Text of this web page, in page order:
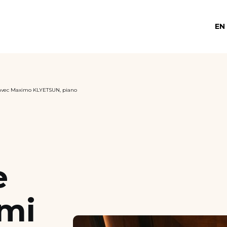
EN
Maximo KLYETSUN, piano